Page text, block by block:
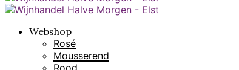
Webshop
Rosé
Mousserend
Rood